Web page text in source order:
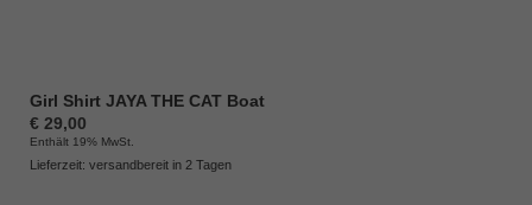
Girl Shirt JAYA THE CAT Boat
€29,00
Enthält 19% MwSt.
Lieferzeit: versandbereit in 2 Tagen